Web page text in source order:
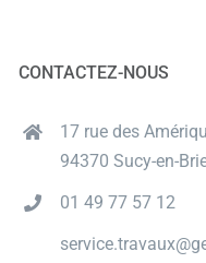
CONTACTEZ-NOUS
17 rue des
94370 Sucy-en-
01 49 77 57 12